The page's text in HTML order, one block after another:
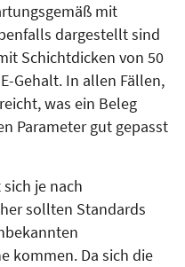
mit
dargestellt sind
Schichtdicken von 50
Gehalt. In allen Fällen,
was ein Beleg
Parameter gut gepasst
je nach
sollten Standards
kommen. Da sich die